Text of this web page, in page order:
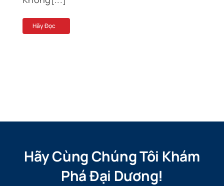
Hãy Đọc
Hãy Cùng Chúng Tôi Khám
Phá Đại Dương!